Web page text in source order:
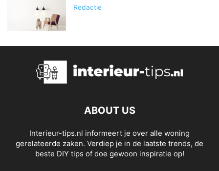
Redactie
ABOUT US
Interieur-tips.nl informeert je over alle woning
gerelateerde zaken. Verdiep je in de laatste trends, de
beste DIY tips of doe gewoon inspiratie op!